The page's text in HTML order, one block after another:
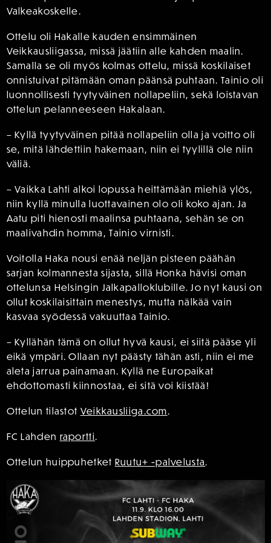
Valkeakoskelle.
Ottelu oli Hakalle kauden ensimmäinen
Veikkausliigassa, missä jäätiin alle kahden maalin.
Samalla se oli myös kolmas ottelu, missä koskilaiset
onnistuivat pitämään oman päänsä puhtaan. Tainio oli
luonnollisesti tyytyväinen nollapeliin, sekä loistavan
ottelun pelanneeseen Hakalaan.
– Kyllä tyytyväinen pitää nollapeliin olla ja voitto oli
se, mitä lähdettiin hakemaan, niin ei tyylillä ole niin
väliä.
– Vaikka Lahti alkoi lopussa heittämään miehiä ylös,
niin kyllä minulla luottavainen olo oli koko ajan. Ja
Aatu piti hienosti maalinsa puhtaana, sehän se on
maalivahdin homma, Tainio virnisti.
Voitolla Haka nousi enää neljän pisteen päähän
sarjan kolmannesta sijasta, sillä Honka hävisi oman
ottelunsa Helsingin Jalkapalloklubille. Jo nyt kausi on
ollut koskilaisittain menestys, mutta nälkää vain
kasvaa syödessä vakuuttaa Tainio.
– Kyllähän tämä on ollut hyvä kausi, ei siitä pääse yli
eikä ympäri. Ollaan nyt päästy tähän asti, niin ei me
aleta jarrua painamaan. Kyllä ne Europaikat
ehdottomasti kiinnostaa, ei sitä voi kiistää!
Ottelun tilastot Veikkausliiga.com.
FC Lahden raportti.
Ottelun huippuhetket Ruutu+ -palvelusta.